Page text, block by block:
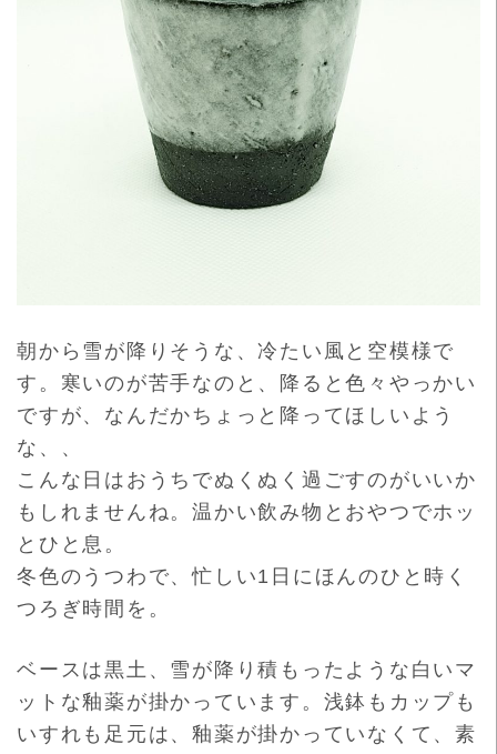
朝から雪が降りそうな、冷たい風と空模様で
す。寒いのが苦手なのと、降ると色々やっかい
ですが、なんだかちょっ と降ってほしいよう
な、、
こんな日はおうちでぬくぬく過ごすのがいいか
もしれませんね。温 かい飲み物とおやつでホッ
とひと息。
冬色のうつわで、忙しい1日にほんのひと時く
つろぎ時間を。
ベースは黒土、雪が降り積もったような白いマ
ットな釉薬が掛かっています。浅鉢もカップも
いすれも足元は、釉薬が掛かっていなくて、素